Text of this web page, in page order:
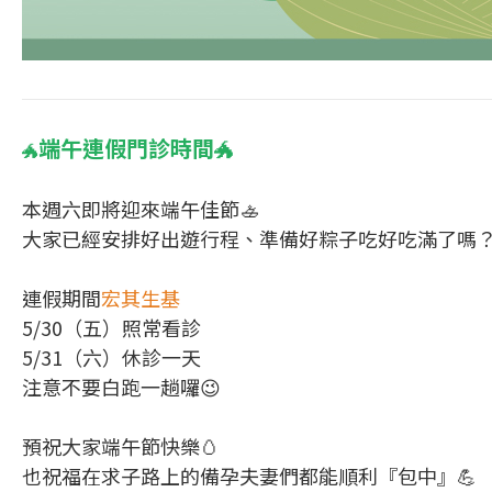
🐲端午連假門診時間🐲
本週六即將迎來端午佳節🚣
大家已經安排好出遊行程、準備好粽子吃好吃滿了嗎
連假期間宏其生基
5/30（五）照常看診
5/31（六）休診一天
注意不要白跑一趟囉😉
預祝大家端午節快樂🥚
也祝福在求子路上的備孕夫妻們都能順利『包中』💪